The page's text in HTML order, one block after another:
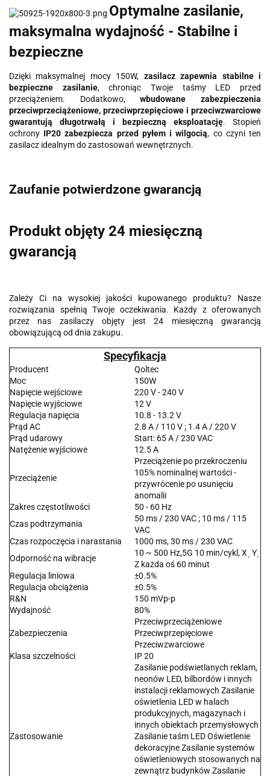
Optymalne zasilanie,
maksymalna wydajność - Stabilne i
bezpieczne
Dzięki maksymalnej mocy 150W, zasilacz zapewnia stabilne i
bezpieczne zasilanie, chroniąc Twoje taśmy LED przed
przeciążeniem. Dodatkowo,wbudowane zabezpieczenia
przeciwprzeciążeniowe, przeciwprzepięciowe i przeciwzwarciowe
gwarantują długotrwałą i bezpieczną eksploatację. Stopień
ochrony IP20 zabezpiecza przed pyłem i wilgocią, co czyni ten
zasilacz idealnym do zastosowań wewnętrznych.
Zaufanie potwierdzone gwarancją
Produkt objęty 24 miesięczną
gwarancją
Zależy Ci na wysokiej jakości kupowanego produktu? Nasze
rozwiązania spełnią Twoje oczekiwania. Każdy z oferowanych
przez nas zasilaczy objęty jest 24 miesięczną gwarancją
obowiązującą od dnia zakupu.
Specyfikacja
Producent
Qoltec
Moc
150W
Napięcie wejściowe
220 V - 240 V
Napięcie wyjściowe
12 V
Regulacja napięcia
10.8 - 13.2 V
Prąd AC
2.8 A / 110 V ; 1.4 A / 220 V
Prąd udarowy
Start: 65 A / 230 VAC
Natężenie wyjściowe
12.5 A
Przeciążenie
Przeciążenie po przekroczeniu
105% nominalnej wartości -
przywrócenie po usunięciu
anomalii
Zakres częstotliwości
50 - 60 Hz
Czas podtrzymania
50 ms / 230 VAC ; 10 ms / 115
VAC
Czas rozpoczęcia i narastania
1000 ms, 30 ms / 230 VAC
Odporność na wibracje
10 ~ 500 Hz,5G 10 min/cykl, Xˎ Yˎ
Z każda oś 60 minut
Regulacja liniowa
±0.5%
Regulacja obciążenia
±0.5%
R&N
150 mVp-p
Wydajność
80%
Zabezpieczenia
Przeciwprzeciążeniowe
Przeciwprzepięciowe
Przeciwzwarciowe
Klasa szczelności
IP 20
Zastosowanie
Zasilanie podświetlanych reklam,
neonów LED, bilbordów i innych
instalacji reklamowych Zasilanie
oświetlenia LED w halach
produkcyjnych, magazynach i
innych obiektach przemysłowych
Zasilanie taśm LED Oświetlenie
dekoracyjne Zasilanie systemów
oświetleniowych stosowanych na
zewnątrz budynków Zasilanie